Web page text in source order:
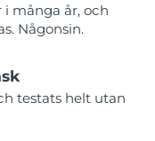
många år, och
Någonsin.
testats helt utan